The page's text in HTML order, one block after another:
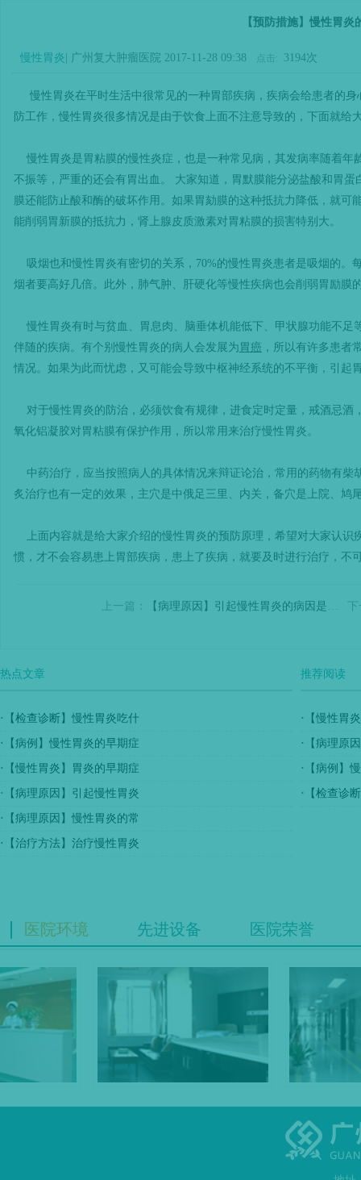
【预防措施】慢性胃
慢性胃炎 | 广州复大肿瘤医院 2017-11-28 09:38 点击: 3194次
慢性胃炎在平时生活中很常见的一种胃部疾病，疾病会给患者的
防工作，慢性胃炎很多情况是由于饮食上面不注意导致的，下面就给
慢性胃炎是胃粘膜的慢性炎症，也是一种常见病，其发病率随着年
不振等，严重的还会有胃出血。 大家知道，胃默膜能分泌盐酸和胃
膜还能防止酸和酶的破坏作用。如果胃劾膜的这种抵抗力降低，就
能削弱胃新膜的抵抗力，肾上腺皮质激素对胃粘膜的损害特别大。
吸烟也和慢性胃炎有密切的关系，70%的慢性胃炎患者是吸烟的。
烟者要高好几倍。此外，肺气肿、肝硬化等慢性疾病也会削弱胃励膜
慢性胃炎有时与贫血、胃息肉、脑垂体机能低下、甲状腺功能不足
伴随的疾病。有个别慢性胃炎的病人会发展为 胃癌 ，所以有许多患者
情况。如果为此而忧虑，又可能会导致中枢神经系统的不平衡，引起
对于慢性胃炎的防治，必须饮食有规律，进食定时定量，戒酒忌酒
氧化铝凝胶对胃粘膜有保护作用，所以常用来治疗慢性胃炎。
中药治疗，应当按照病人的具体情况来辩证论治，常用的药物有柴
炙治疗也有一定的效果，主穴是中俄足三里、内关，备穴是上院、鸠
上面内容就是给大家介绍的慢性胃炎的预防原理，希望对大家认识
惯，才不会容易患上胃部疾病，患上了疾病，就要及时进行治疗，不
上一篇： 【病理原因】引起慢性胃炎的病因是什么呢
热点文章
· 【检查诊断】慢性胃炎吃什
· 【病例】慢性胃炎的早期症
· 【慢性胃炎】胃炎的早期症
· 【病理原因】引起慢性胃炎
· 【病理原因】慢性胃炎的常
· 【治疗方法】治疗慢性胃炎
推荐阅读
· 【慢性胃
· 【病理原
· 【病例】
· 【检查诊
医院环境 先进设备 医院荣誉